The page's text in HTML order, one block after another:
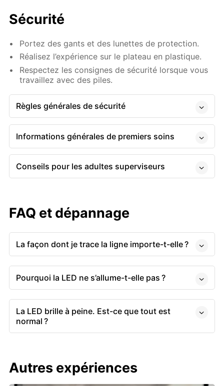
Sécurité
Portez des gants et des lunettes de protection.
Réalisez l’expérience sur le plateau en plastique.
Respectez les consignes de sécurité lorsque vous
travaillez avec des piles.
Règles générales de sécurité
Informations générales de premiers soins
Conseils pour les adultes superviseurs
FAQ et dépannage
La façon dont je trace la ligne importe-t-elle ?
Pourquoi la LED ne s’allume-t-elle pas ?
La LED brille à peine. Est-ce que tout est
normal ?
Autres expériences